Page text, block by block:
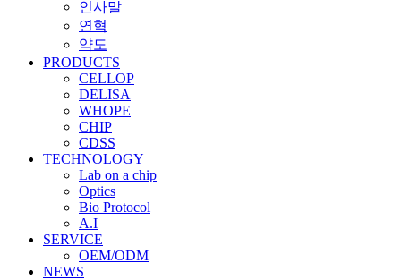
인사말
연혁
약도
PRODUCTS
CELLOP
DELISA
WHOPE
CHIP
CDSS
TECHNOLOGY
Lab on a chip
Optics
Bio Protocol
A.I
SERVICE
OEM/ODM
NEWS